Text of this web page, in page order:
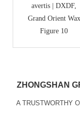
ZHONGSHAN
A TRUSTWORTHY